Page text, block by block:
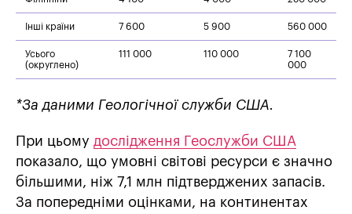
Інші країни 7 600 5 900 560 000
Усього
(округлено)
111 000 110 000
7 100
000
*За даними Геологічної служби США.
При цьому дослідження Геослужби США
показало, що умовні світові ресурси є значно
більшими, ніж 7,1 млн підтверджених запасів.
За попередніми оцінками, на континентах